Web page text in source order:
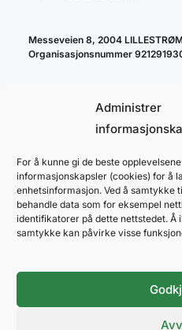
Administrer
For å kunne gi de beste
informasjonskapsler (cookies) for å
enhetsinformasjon. Ved å samtykke
behandle data som for eksempel
identifikatorer på dette nettstedet.
samtykke kan påvirke visse
Messeveien 8, 2004
Organisasjonsnummer
cookie policy
personvernerklæring
ARENAPARTNER